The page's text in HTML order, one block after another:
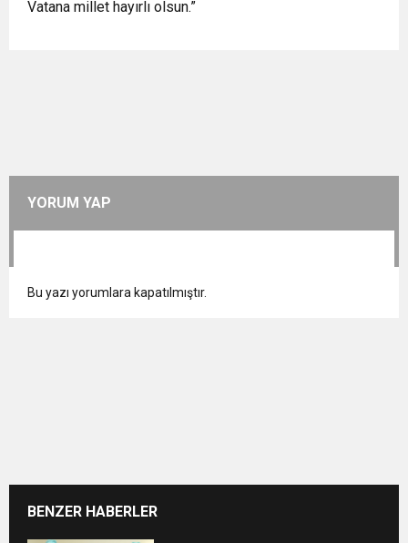
Vatana millet hayırlı olsun.”
YORUM YAP
Bu yazı yorumlara kapatılmıştır.
BENZER HABERLER